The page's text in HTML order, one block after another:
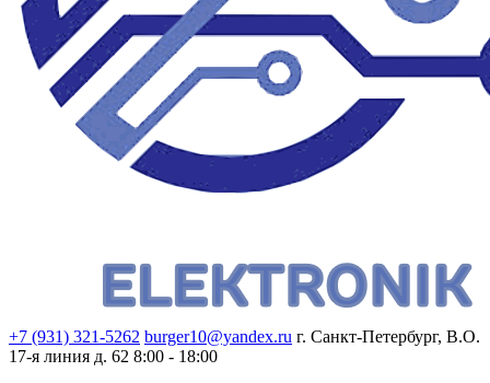
+7 (931) 321-5262 burger10@yandex.ru г. Санкт-Петербург, В.О.
17-я линия д. 62 8:00 - 18:00